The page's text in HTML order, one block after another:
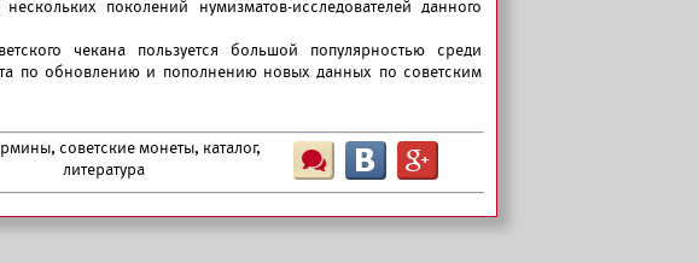
поколений нумизматов-исследователей данного
чекана пользуется большой популярностью среди
по обновлению и пополнению новых данных по советским
советские монеты, каталог,
литература
Ш B G